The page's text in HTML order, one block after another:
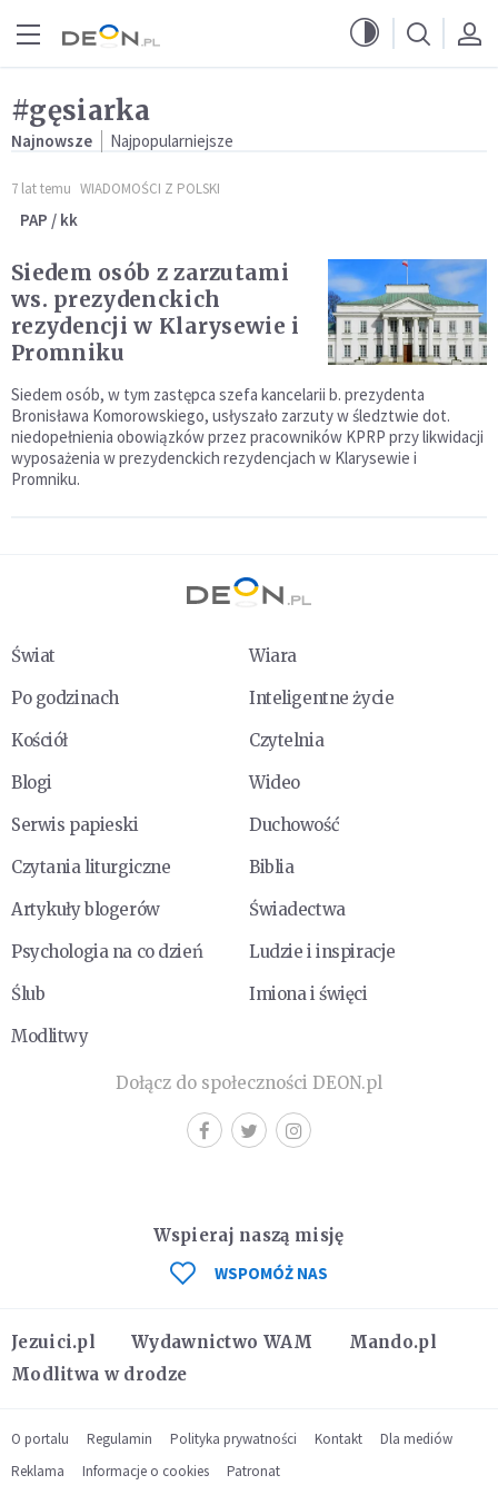
#gęsiarka
Najnowsze Najpopularniejsze
7 lat temu WIADOMOŚCI Z POLSKI
PAP / kk
Siedem osób z zarzutami
ws. prezydenckich
rezydencji w Klarysewie i
Promniku
Siedem osób, w tym zastępca szefa kancelarii b. prezydenta
Bronisława Komorowskiego, usłyszało zarzuty w śledztwie dot.
niedopełnienia obowiązków przez pracowników KPRP przy likwidacji
wyposażenia w prezydenckich rezydencjach w Klarysewie i
Promniku.
Świat
Wiara
Po godzinach
Inteligentne życie
Kościół
Czytelnia
Blogi
Wideo
Serwis papieski
Duchowość
Czytania liturgiczne
Biblia
Artykuły blogerów
Świadectwa
Psychologia na co dzień
Ludzie i inspiracje
Ślub
Imiona i święci
Modlitwy
Dołącz do społeczności DEON.pl
Jezuici.pl Wydawnictwo WAM
Mando.pl
Modlitwa w drodze
Wspieraj naszą misję
WSPOMÓŻ NAS
O portalu Regulamin Polityka prywatności Kontakt
Dla mediów
Reklama
Informacje o cookies Patronat